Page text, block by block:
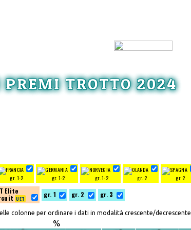
PREMI TROTTO 2024
gr. 1-2 gr. 1-2 gr. 1-2 gr. 2 gr. 2
Elite
gr. 1 gr. 2 gr. 3
colonne per ordinare i dati in modalità crescente/decrescente
%